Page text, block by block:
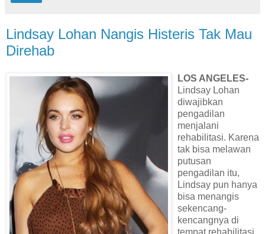
Lindsay Lohan Nangis Histeris Tak Mau
Direhab
LOS ANGELES-
Lindsay Lohan
diwajibkan
pengadilan
menjalani
rehabilitasi. Karena
tak bisa melawan
putusan
pengadilan itu,
Lindsay pun hanya
bisa menangis
sekencang-
kencangnya di